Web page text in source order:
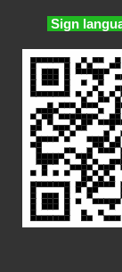
Sign